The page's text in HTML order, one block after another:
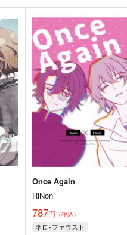
Once Again
RiNon
787円 （税込）
ネロ×ファウスト